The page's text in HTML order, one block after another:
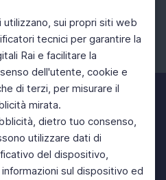
utilizzano, sui propri siti web
tecnici per garantire la
Rai e facilitare la
dell'utente, cookie e
di terzi, per misurare il
mirata.
dietro tuo consenso,
utilizzare dati di
del dispositivo,
sul dispositivo ed
Twitter